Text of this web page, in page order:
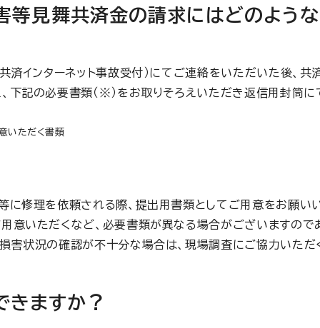
等見舞共済金の請求にはどのよう
済インターネット事故受付）にてご連絡をいただいた後、
下記の必要書類（※）をお取りそろえいただき返信用封筒に
いただく書類
に修理を依頼される際、提出用書類としてご用意をお願い
意いただくなど、必要書類が異なる場合がございますので
害状況の確認が不十分な場合は、現場調査にご協力いただ
きますか？